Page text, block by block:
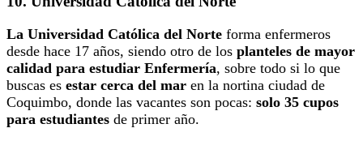
La Universidad Católica del Norte forma enfermeros
desde hace 17 años, siendo otro de los planteles de mayor
calidad para estudiar Enfermería, sobre todo si lo que
buscas es estar cerca del mar en la nortina ciudad de
Coquimbo, donde las vacantes son pocas: solo 35 cupos
para estudiantes de primer año.